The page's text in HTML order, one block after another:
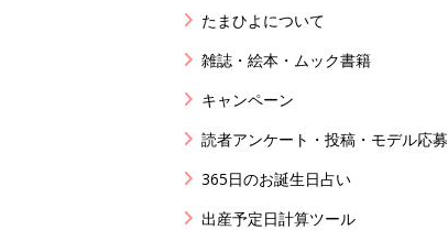
科書
たまひよについて
雑誌・絵本・ムック書籍
キャンペーン
読者アンケート・投稿・モデル応募
365日のお誕生日占い
出産予定日計算ツール